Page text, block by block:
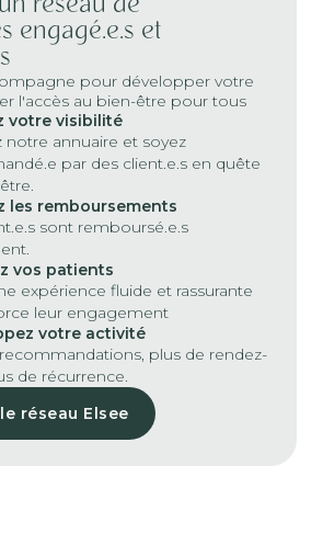
réseau de
engagé.e.s et
pour développer votre
l'accès au bien-être pour tous
votre visibilité
notre annuaire et soyez
par des client.e.s en quête
les remboursements
sont remboursé.e.s
vos patients
expérience fluide et rassurante
leur engagement
votre activité
plus de rendez-
de récurrence.
réseau Elsee